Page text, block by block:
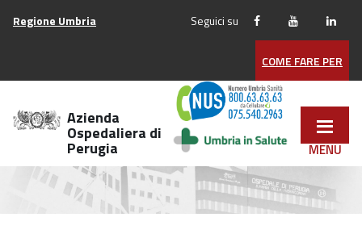
menu
navigazione
Vai
footer
Regione Umbria Seguici su
COME FARE PER
Azienda
Ospedaliera di
Perugia